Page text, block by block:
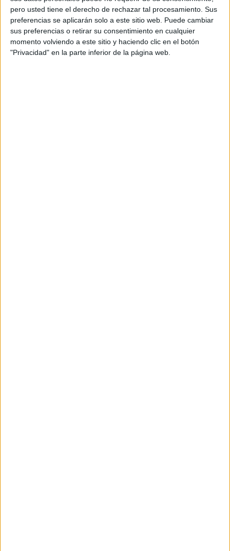
pero usted tiene el derecho de rechazar tal procesamiento. Sus
preferencias se aplicarán solo a este sitio web. Puede cambiar
sus preferencias o retirar su consentimiento en cualquier
momento volviendo a este sitio y haciendo clic en el botón
"Privacidad" en la parte inferior de la página web.